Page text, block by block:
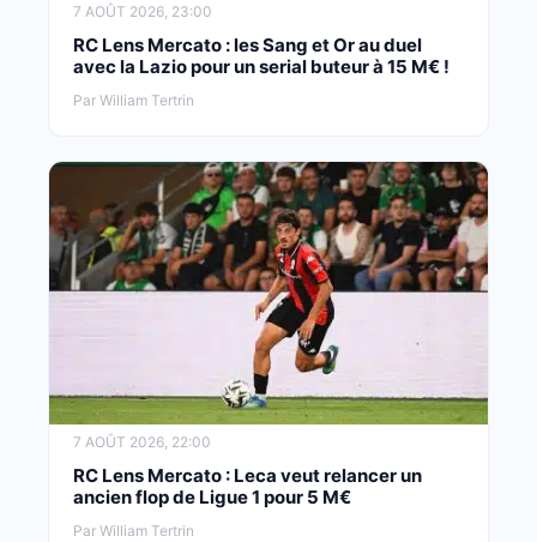
7 AOÛT 2026, 23:00
RC Lens Mercato : les Sang et Or au duel
avec la Lazio pour un serial buteur à 15 M€ !
Par William Tertrin
7 AOÛT 2026, 22:00
RC Lens Mercato : Leca veut relancer un
ancien flop de Ligue 1 pour 5 M€
Par William Tertrin